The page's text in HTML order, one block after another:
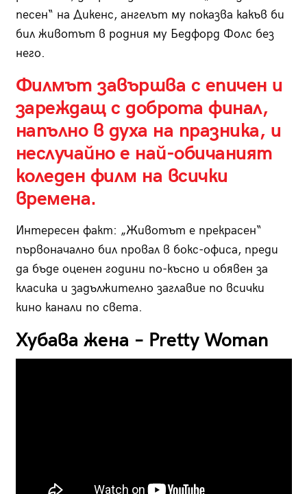
песен“ на Дикенс, ангелът му показва какъв би
бил животът в родния му Бедфорд Фолс без
него.
Филмът завършва с епичен и
зареждащ с доброта финал,
напълно в духа на празника, и
неслучайно е най-обичаният
коледен филм на всички
времена.
Интересен факт: „Животът е прекрасен“
първоначално бил провал в бокс-офиса, преди
да бъде оценен години по-късно и обявен за
класика и задължително заглавие по всички
кино канали по света.
Хубава жена – Pretty Woman